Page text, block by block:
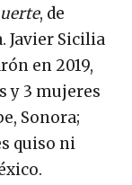
, de
Javier Sicilia
en 2019,
y 3 mujeres
Sonora;
quiso ni